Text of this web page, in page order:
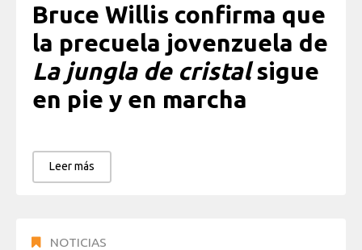
Bruce Willis confirma que
la precuela jovenzuela de
La jungla de cristalsigue
en pie y en marcha
Leer más
NOTICIAS